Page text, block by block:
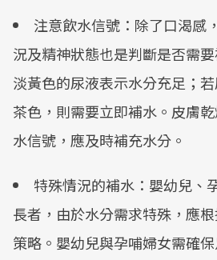
注意飲水信號：除了口渴感
況及精神狀態也是判斷是否需
淡黃色的尿液表示水分充足；
茶色，則需要立即補水。皮膚
水信號，應及時補充水分。
特殊情況的補水：嬰幼兒、
長者，由於水分需求特殊，應
策略。嬰幼兒與孕哺婦女需確